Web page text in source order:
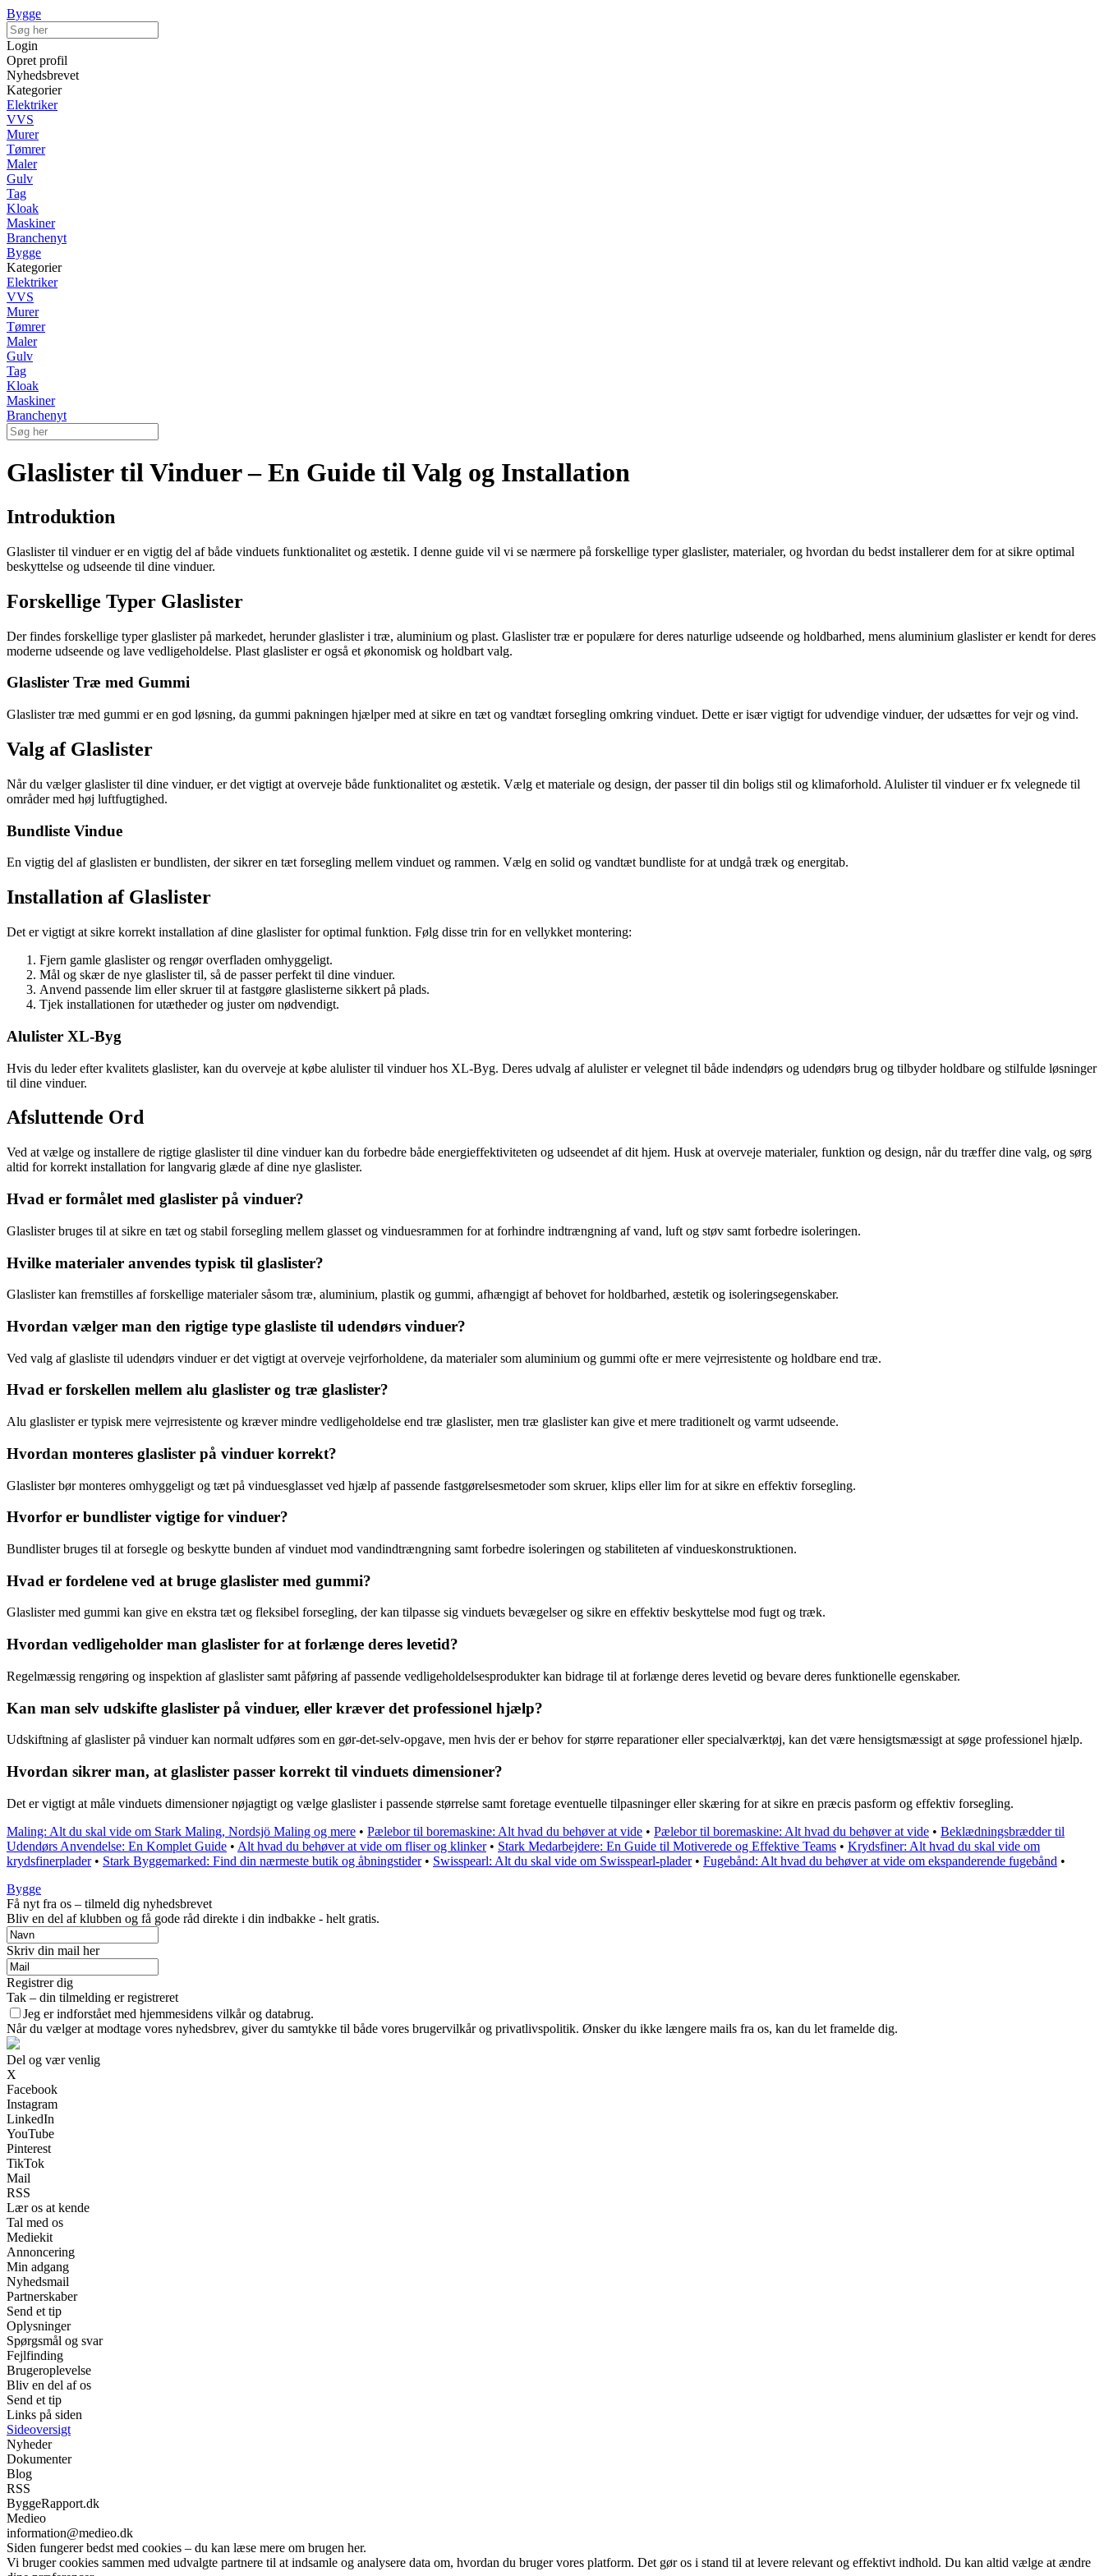
Bygge
Login
Opret profil
Nyhedsbrevet
Kategorier
Elektriker
VVS
Murer
Tømrer
Maler
Gulv
Tag
Kloak
Maskiner
Branchenyt
Bygge
Kategorier
Elektriker
VVS
Murer
Tømrer
Maler
Gulv
Tag
Kloak
Maskiner
Branchenyt
Glaslister til Vinduer – En Guide til Valg og Installation
Introduktion
Glaslister til vinduer er en vigtig del af både vinduets funktionalitet og æstetik. I denne guide vil vi se nærmere på forskellige typer glaslister, materialer, og hvordan du bedst installerer dem for at sikre optimal
beskyttelse og udseende til dine vinduer.
Forskellige Typer Glaslister
Der findes forskellige typer glaslister på markedet, herunder glaslister i træ, aluminium og plast. Glaslister træ er populære for deres naturlige udseende og holdbarhed, mens aluminium glaslister er kendt for deres
moderne udseende og lave vedligeholdelse. Plast glaslister er også et økonomisk og holdbart valg.
Glaslister Træ med Gummi
Glaslister træ med gummi er en god løsning, da gummi pakningen hjælper med at sikre en tæt og vandtæt forsegling omkring vinduet. Dette er især vigtigt for udvendige vinduer, der udsættes for vejr og vind.
Valg af Glaslister
Når du vælger glaslister til dine vinduer, er det vigtigt at overveje både funktionalitet og æstetik. Vælg et materiale og design, der passer til din boligs stil og klimaforhold. Alulister til vinduer er fx velegnede til
områder med høj luftfugtighed.
Bundliste Vindue
En vigtig del af glaslisten er bundlisten, der sikrer en tæt forsegling mellem vinduet og rammen. Vælg en solid og vandtæt bundliste for at undgå træk og energitab.
Installation af Glaslister
Det er vigtigt at sikre korrekt installation af dine glaslister for optimal funktion. Følg disse trin for en vellykket montering:
Fjern gamle glaslister og rengør overfladen omhyggeligt.
Mål og skær de nye glaslister til, så de passer perfekt til dine vinduer.
Anvend passende lim eller skruer til at fastgøre glaslisterne sikkert på plads.
Tjek installationen for utætheder og juster om nødvendigt.
Alulister XL-Byg
Hvis du leder efter kvalitets glaslister, kan du overveje at købe alulister til vinduer hos XL-Byg. Deres udvalg af alulister er velegnet til både indendørs og udendørs brug og tilbyder holdbare og stilfulde løsninger
til dine vinduer.
Afsluttende Ord
Ved at vælge og installere de rigtige glaslister til dine vinduer kan du forbedre både energieffektiviteten og udseendet af dit hjem. Husk at overveje materialer, funktion og design, når du træffer dine valg, og sørg
altid for korrekt installation for langvarig glæde af dine nye glaslister.
Hvad er formålet med glaslister på vinduer?
Glaslister bruges til at sikre en tæt og stabil forsegling mellem glasset og vinduesrammen for at forhindre indtrængning af vand, luft og støv samt forbedre isoleringen.
Hvilke materialer anvendes typisk til glaslister?
Glaslister kan fremstilles af forskellige materialer såsom træ, aluminium, plastik og gummi, afhængigt af behovet for holdbarhed, æstetik og isoleringsegenskaber.
Hvordan vælger man den rigtige type glasliste til udendørs vinduer?
Ved valg af glasliste til udendørs vinduer er det vigtigt at overveje vejrforholdene, da materialer som aluminium og gummi ofte er mere vejrresistente og holdbare end træ.
Hvad er forskellen mellem alu glaslister og træ glaslister?
Alu glaslister er typisk mere vejrresistente og kræver mindre vedligeholdelse end træ glaslister, men træ glaslister kan give et mere traditionelt og varmt udseende.
Hvordan monteres glaslister på vinduer korrekt?
Glaslister bør monteres omhyggeligt og tæt på vinduesglasset ved hjælp af passende fastgørelsesmetoder som skruer, klips eller lim for at sikre en effektiv forsegling.
Hvorfor er bundlister vigtige for vinduer?
Bundlister bruges til at forsegle og beskytte bunden af vinduet mod vandindtrængning samt forbedre isoleringen og stabiliteten af vindueskonstruktionen.
Hvad er fordelene ved at bruge glaslister med gummi?
Glaslister med gummi kan give en ekstra tæt og fleksibel forsegling, der kan tilpasse sig vinduets bevægelser og sikre en effektiv beskyttelse mod fugt og træk.
Hvordan vedligeholder man glaslister for at forlænge deres levetid?
Regelmæssig rengøring og inspektion af glaslister samt påføring af passende vedligeholdelsesprodukter kan bidrage til at forlænge deres levetid og bevare deres funktionelle egenskaber.
Kan man selv udskifte glaslister på vinduer, eller kræver det professionel hjælp?
Udskiftning af glaslister på vinduer kan normalt udføres som en gør-det-selv-opgave, men hvis der er behov for større reparationer eller specialværktøj, kan det være hensigtsmæssigt at søge professionel hjælp.
Hvordan sikrer man, at glaslister passer korrekt til vinduets dimensioner?
Det er vigtigt at måle vinduets dimensioner nøjagtigt og vælge glaslister i passende størrelse samt foretage eventuelle tilpasninger eller skæring for at sikre en præcis pasform og effektiv forsegling.
Maling: Alt du skal vide om Stark Maling, Nordsjö Maling og mere • Pælebor til boremaskine: Alt hvad du behøver at vide • Pælebor til boremaskine: Alt hvad du behøver at vide • Beklædningsbrædder til
Udendørs Anvendelse: En Komplet Guide • Alt hvad du behøver at vide om fliser og klinker• Stark Medarbejdere: En Guide til Motiverede og Effektive Teams • Krydsfiner: Alt hvad du skal vide om
krydsfinerplader• Stark Byggemarked: Find din nærmeste butik og åbningstider• Swisspearl: Alt du skal vide om Swisspearl-plader• Fugebånd: Alt hvad du behøver at vide om ekspanderende fugebånd •
Bygge
Få nyt fra os – tilmeld dig nyhedsbrevet
Bliv en del af klubben og få gode råd direkte i din indbakke - helt gratis.
Skriv din mail her
Registrer dig
Tak – din tilmelding er registreret
Jeg er indforstået med hjemmesidens vilkår og databrug.
Når du vælger at modtage vores nyhedsbrev, giver du samtykke til både vores brugervilkår og privatlivspolitik. Ønsker du ikke længere mails fra os, kan du let framelde dig.
Del og vær venlig
X
Facebook
Instagram
LinkedIn
YouTube
Pinterest
TikTok
Mail
RSS
Lær os at kende
Tal med os
Mediekit
Annoncering
Min adgang
Nyhedsmail
Partnerskaber
Send et tip
Oplysninger
Spørgsmål og svar
Fejlfinding
Brugeroplevelse
Bliv en del af os
Send et tip
Links på siden
Sideoversigt
Nyheder
Dokumenter
Blog
RSS
ByggeRapport.dk
Medieo
information@medieo.dk
Siden fungerer bedst med cookies – du kan læse mere om brugen her.
Vi bruger cookies sammen med udvalgte partnere til at indsamle og analysere data om, hvordan du bruger vores platform. Det gør os i stand til at levere relevant og effektivt indhold. Du kan altid vælge at ændre